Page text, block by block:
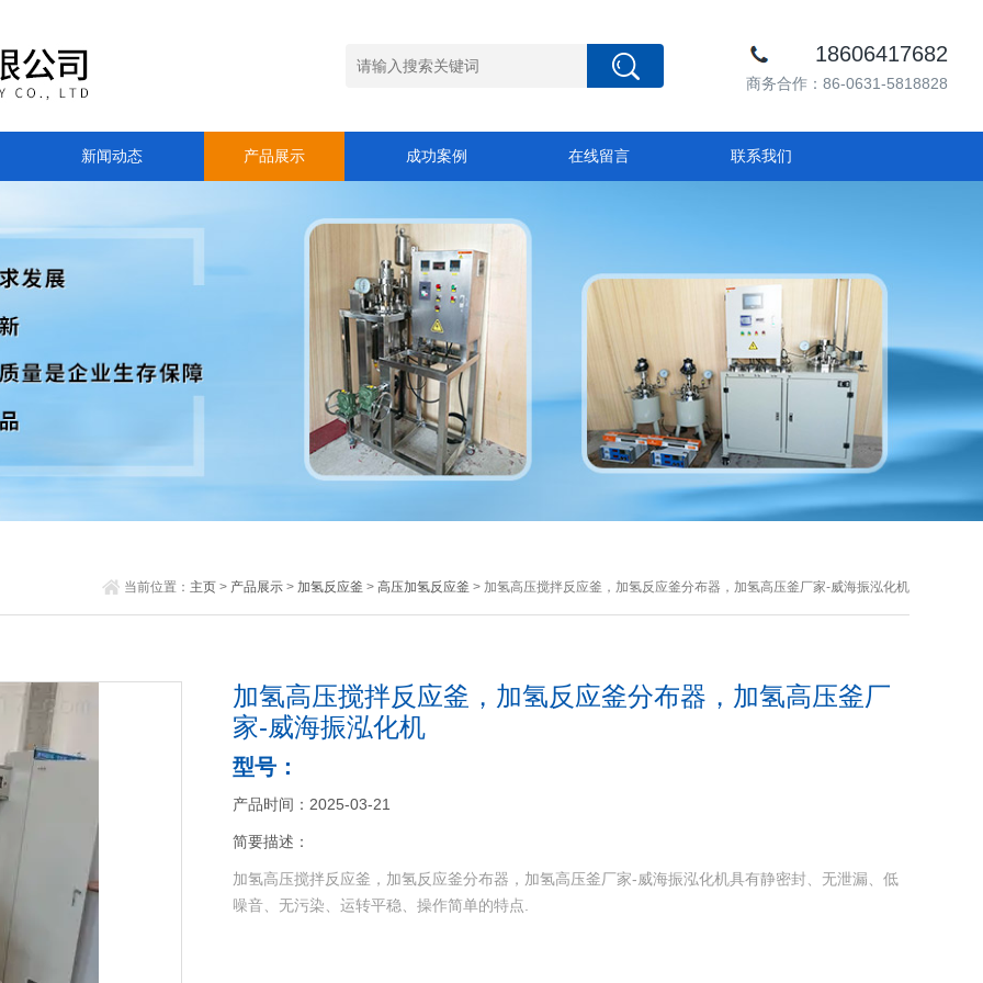
18606417682
商务合作：86-0631-5818828
新闻动态 产品展示 成功案例 在线留言 联系我们
当前位置： 主页> 产品展示> 加氢反应釜 > 高压加氢反应釜 > 加氢高压搅拌反应釜，加氢反应釜分布器，加氢高压釜厂家-威海振泓化机
加氢高压搅拌反应釜，加氢反应釜分布器，加氢高压釜厂
家-威海振泓化机
型号：
产品时间：2025-03-21
简要描述：
加氢高压搅拌反应釜，加氢反应釜分布器，加氢高压釜厂家-威海振泓化机具有静密封、无泄漏、低
噪音、无污染、运转平稳、操作简单的特点.